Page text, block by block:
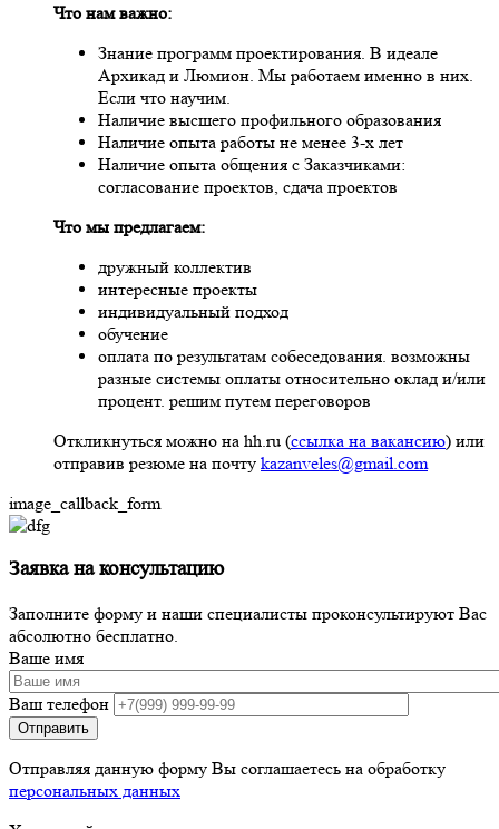
Что нам важно:
Знание программ проектирования. В идеале
Архикад и Люмион. Мы работаем именно в них.
Если что научим.
Наличие высшего профильного образования
Наличие опыта работы не менее 3-х лет
Наличие опыта общения с Заказчиками:
согласование проектов, сдача проектов
Что мы предлагаем:
дружный коллектив
интересные проекты
индивидуальный подход
обучение
оплата по результатам собеседования. возможны
разные системы оплаты относительно оклад и/или
процент. решим путем переговоров
Откликнуться можно на hh.ru (ссылка на вакансию) или
отправив резюме на почту kazanveles@gmail.com
image_callback_form
Заявка на консультацию
Заполните форму и наши специалисты проконсультируют Вас
абсолютно бесплатно.
Ваше имя
Ваш телефон
Отправляя данную форму Вы соглашаетесь на обработку
персональных данных